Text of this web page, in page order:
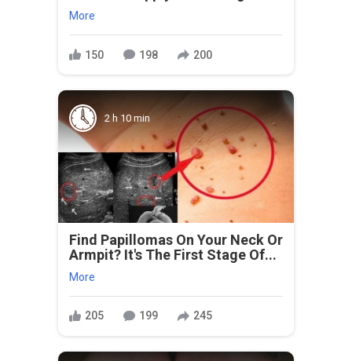
More
150 198 200
2 h 10 min
Find Papillomas On Your Neck Or
Armpit? It's The First Stage Of...
More
205 199 245